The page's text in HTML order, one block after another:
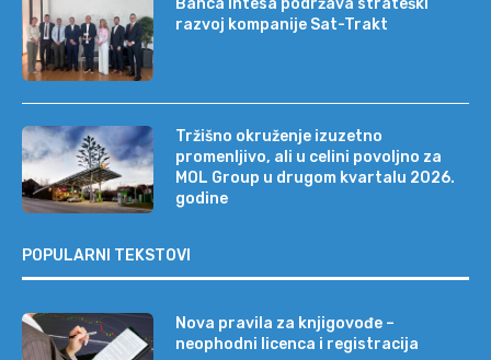
Banca Intesa podržava strateški
razvoj kompanije Sat-Trakt
Tržišno okruženje izuzetno
promenljivo, ali u celini povoljno za
MOL Group u drugom kvartalu 2026.
godine
POPULARNI TEKSTOVI
Nova pravila za knjigovođe –
neophodni licenca i registracija